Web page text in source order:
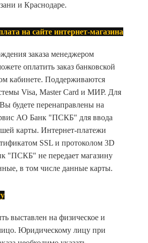
и Краснодаре.
на сайте интернет-магазина
заказа менеджером
оплатить заказ банковской
кабинете. Поддерживаются
Visa, Master Card и МИР. Для
будете перенаправлены на
АО Банк "ПСКБ" для ввода
карты. Интернет-платежи
SSL и протоколом 3D
"ПСКБ" не передает магазину
в том числе данные карты.
выставлен на физическое и
Юридическому лицу при